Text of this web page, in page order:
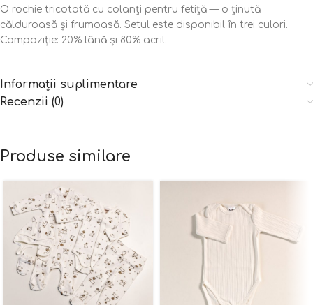
O rochie tricotată cu colanți pentru fetiță — o ținută
călduroasă și frumoasă. Setul este disponibil în trei culori.
Compoziție: 20% lână și 80% acril.
Informații suplimentare
Recenzii (0)
Produse similare